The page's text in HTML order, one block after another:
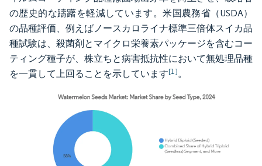
の歴史的な躊躇を軽減しています。米国農務省（USDA）
の品種評価、例えばノースカロライナ標準三倍体スイカ品
種試験は、殺菌剤とマイクロ栄養素パッケージを含むコー
ティング種子が、株立ちと病害抵抗性において無処理品種
を一貫して上回ることを示しています[1]。